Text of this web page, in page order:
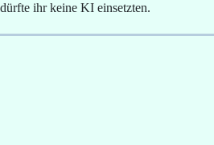
ihr keine KI einsetzten.